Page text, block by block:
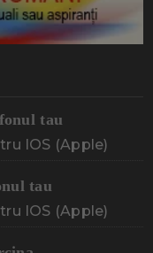
tau
IOS (Apple)
tau
IOS (Apple)